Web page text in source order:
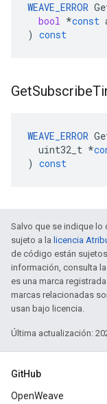
WEAVE_ERROR
bool *const
) const
GetSubscribe
WEAVE_ERROR
uint32_t *
) const
Salvo que se indique lo
sujeto a la licencia
de código están
información, consulta
es una marca
marcas relacionadas
usan bajo licencia.
Última actualización:
GitHub
OpenWeave